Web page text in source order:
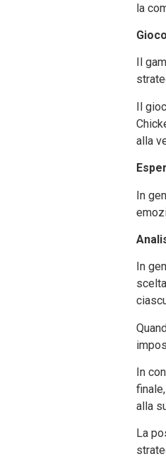
la
Il
Il
alla
In
In
In
alla
La